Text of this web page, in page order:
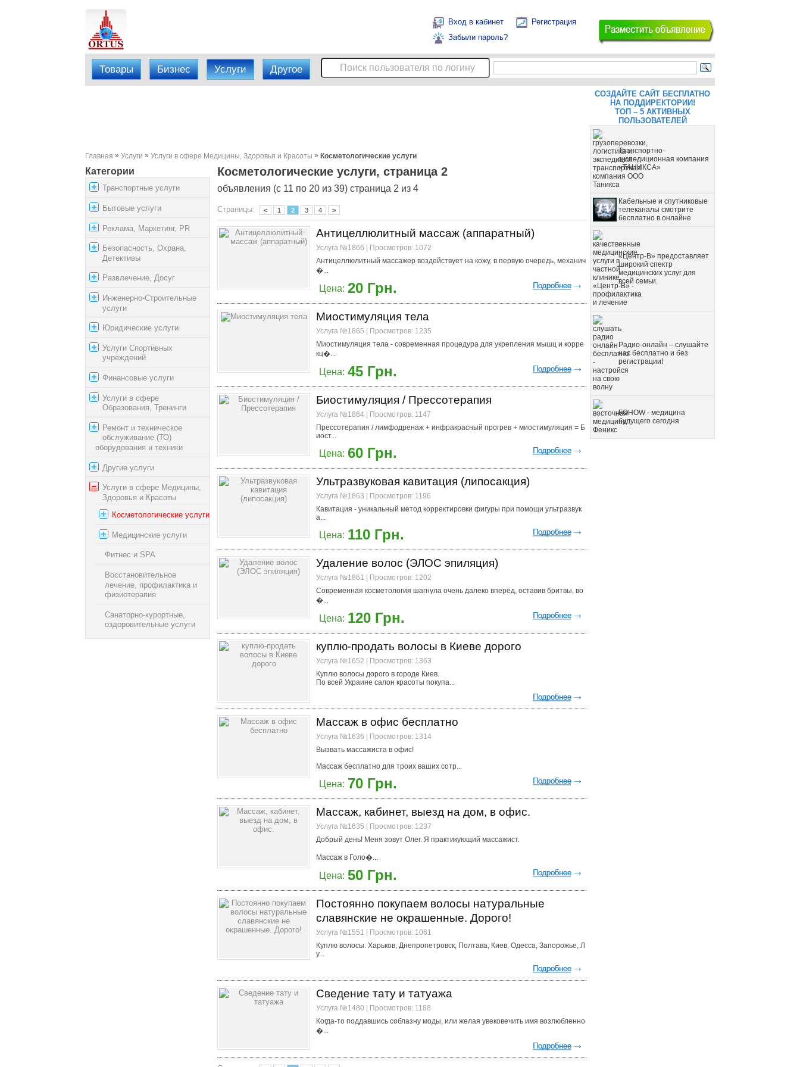
Вход в кабинет
Регистрация
Забыли пароль?
Товары Бизнес Услуги Другое
Главная » Услуги » Услуги в сфере Медицины, Здоровья и Красоты » Косметологические услуги
Категории
Транспортные услуги
Бытовые услуги
Реклама, Маркетинг, PR
Безопасность, Охрана,
Детективы
Развлечение, Досуг
Инженерно-Строительные
услуги
Юридические услуги
Услуги Спортивных
учреждений
Финансовые услуги
Услуги в сфере
Образования, Тренинги
Ремонт и техническое
обслуживание (ТО)
оборудования и техники
Другие услуги
Услуги в сфере Медицины,
Здоровья и Красоты
Косметологические услуги
Медицинские услуги
Фитнес и SPA
Восстановительное
лечение, профилактика и
физиотерапия
Санаторно-курортные,
оздоровительные услуги
Косметологические услуги, страница 2
объявления (с 11 по 20 из 39) страница 2 из 4
Страницы: < 1 2 3 4 >
Антицеллюлитный массаж (аппаратный)
Услуга №1866 | Просмотров: 1072
Антицеллюлитный массажер воздействует на кожу, в первую очередь, механич
�...
Цена: 20 Грн.
Миостимуляция тела
Услуга №1865 | Просмотров: 1235
Миостимуляция тела - современная процедура для укрепления мышц и корре
кц�...
Цена: 45 Грн.
Биостимуляция / Прессотерапия
Услуга №1864 | Просмотров: 1147
Прессотерапия / лимфодренаж + инфракрасный прогрев + миостимуляция = Б
иост...
Цена: 60 Грн.
Ультразвуковая кавитация (липосакция)
Услуга №1863 | Просмотров: 1196
Кавитация - уникальный метод корректировки фигуры при помощи ультразвук
а...
Цена: 110 Грн.
Удаление волос (ЭЛОС эпиляция)
Услуга №1861 | Просмотров: 1202
Современная косметология шагнула очень далеко вперёд, оставив бритвы, во
�...
Цена: 120 Грн.
куплю-продать волосы в Киеве дорого
Услуга №1652 | Просмотров: 1363
Куплю волосы дорого в городе Киев.
По всей Украине салон красоты покупа...
Массаж в офис бесплатно
Услуга №1636 | Просмотров: 1314
Вызвать массажиста в офис­­­­!
Массаж бесплатно для троих ваших сотр...
Цена: 70 Грн.
Массаж, кабинет, выезд на дом, в офис.
Услуга №1635 | Просмотров: 1237
Добрый день! Меня зовут Олег. Я практикующий массажист.
Массаж в Голо�...
Цена: 50 Грн.
Постоянно покупаем волосы натуральные
славянские не окрашенные. Дорого!
Услуга №1551 | Просмотров: 1061
Куплю волосы. Харьков, Днепропетровск, Полтава, Киев, Одесса, Запорожье, Л
у...
Сведение тату и татуажа
Услуга №1480 | Просмотров: 1188
Когда-то поддавшись соблазну моды, или желая увековечить имя возлюбленно
�...
СОЗДАЙТЕ САЙТ БЕСПЛАТНО
НА ПОДДИРЕКТОРИИ!
ТОП – 5 АКТИВНЫХ
ПОЛЬЗОВАТЕЛЕЙ
Транспортно-
экспедиционная компания
«ТАНИКСА»
Кабельные и спутниковые
телеканалы смотрите
бесплатно в онлайне
«Центр-В» предоставляет
широкий спектр
медицинских услуг для
всей семьи.
Радио-онлайн – слушайте
нас бесплатно и без
регистрации!
FOHOW - медицина
будущего сегодня